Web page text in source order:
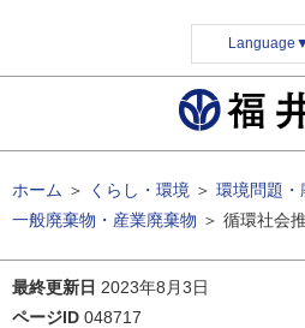
Language
ホーム ＞ くらし・環境 ＞ 環境問題・
一般廃棄物・産業廃棄物 ＞ 循環社会
最終更新日 2023年8月3日
ページID 048717